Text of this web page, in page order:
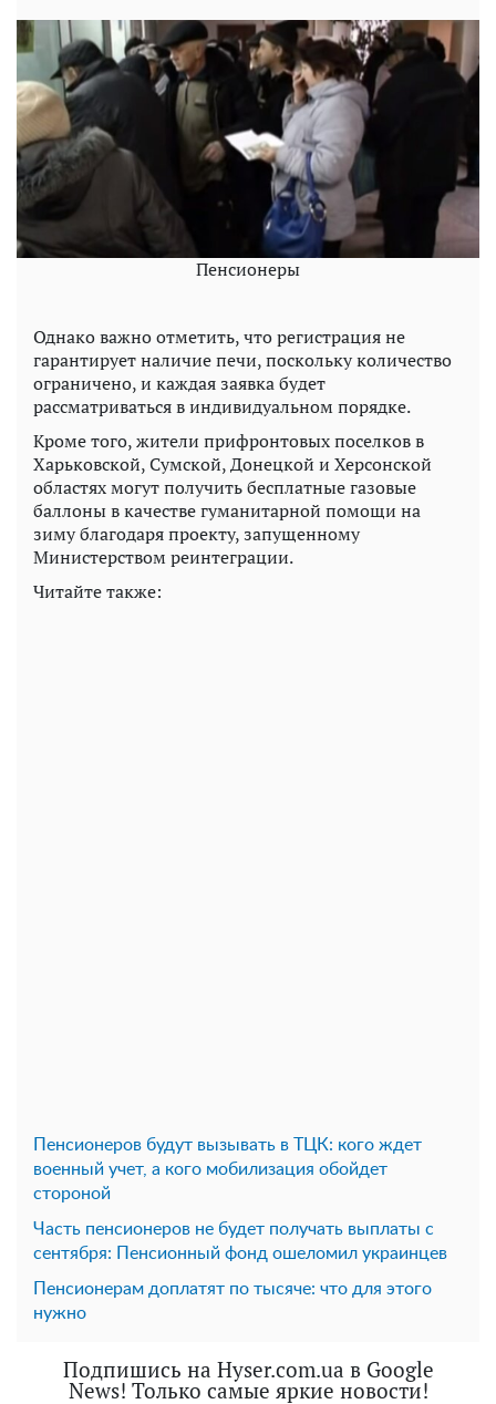
Пенсионеры
Однако важно отметить, что регистрация не
гарантирует наличие печи, поскольку количество
ограничено, и каждая заявка будет
рассматриваться в индивидуальном порядке.
Кроме того, жители прифронтовых поселков в
Харьковской, Сумской, Донецкой и Херсонской
областях могут получить бесплатные газовые
баллоны в качестве гуманитарной помощи на
зиму благодаря проекту, запущенному
Министерством реинтеграции.
Читайте также:
Пенсионеров будут вызывать в ТЦК: кого ждет
военный учет, а кого мобилизация обойдет
стороной
Часть пенсионеров не будет получать выплаты с
сентября: Пенсионный фонд ошеломил украинцев
Пенсионерам доплатят по тысяче: что для этого
нужно
Подпишись на Hyser.com.ua в Google
News! Только самые яркие новости!